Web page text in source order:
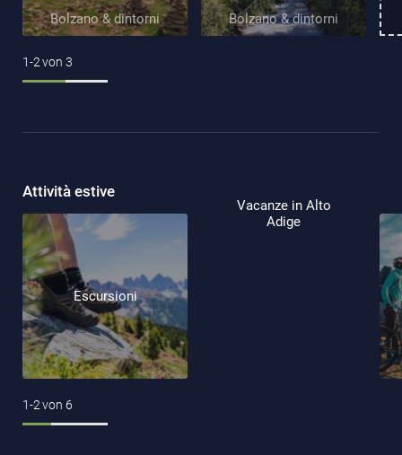
Bolzano & dintorni Bolzano & dintorni
1-2von 3
Attività estive
Escursioni
Vacanze in Alto
Adige
1-2von 6